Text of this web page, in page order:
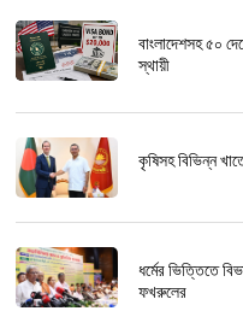
বাংলাদেশসহ ৫০
স্থায়ী
কৃষিসহ বিভিন্ন
ধর্মের ভিত্তিতে
ফখরুলের